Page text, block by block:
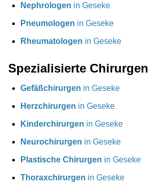
Nephrologen in Geseke
Pneumologen in Geseke
Rheumatologen in Geseke
Spezialisierte Chirurgen
Gefäßchirurgen in Geseke
Herzchirurgen in Geseke
Kinderchirurgen in Geseke
Neurochirurgen in Geseke
Plastische Chirurgen in Geseke
Thoraxchirurgen in Geseke